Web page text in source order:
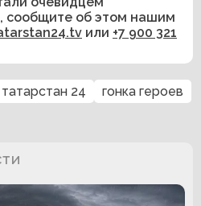
сообщите об этом нашим
или +7 900 321
татарстан 24
гонка героев